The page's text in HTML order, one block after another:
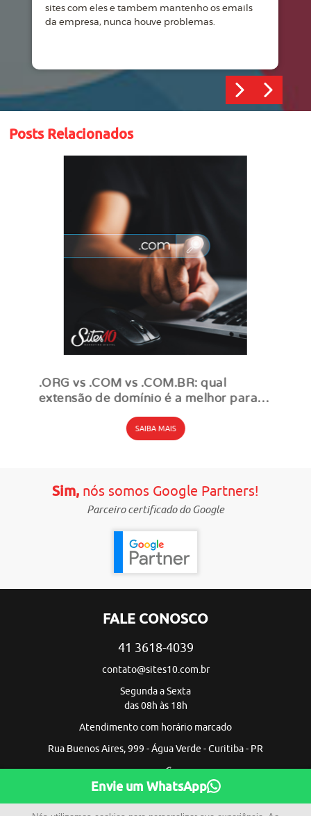
sites com eles e tambem mantenho os emails
da empresa, nunca houve problemas.
Posts Relacionados
.ORG vs .COM vs .COM.BR: qual
extensão de domínio é a melhor para
SAIBA MAIS
Sim,nós somos Google Partners!
Parceiro certificado do Google
FALE CONOSCO
41 3618-4039
contato@sites10.com.br
Segunda a Sexta
das 08h às 18h
Atendimento com horário marcado
Rua Buenos Aires, 999 - Água Verde - Curitiba - PR
Envie um WhatsApp